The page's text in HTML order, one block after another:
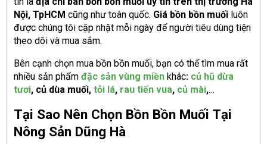
Nội, TpHCM cũng như toàn quốc. Giá bồn bồn muối luôn
được chúng tôi cập nhật mỗi ngày để người tiêu dùng tiện
theo dõi và mua sắm.
Bên cạnh chọn mua bồn bồn muối, bạn có thể tìm mua rất
nhiều sản phẩm đặc sản vùng miền khác: củ hũ dừa
tươi, củ dùa muối, tỏi lá, rau tiến vua, củ mài,…
Tại Sao Nên Chọn Bồn Bồn Muối Tại
Nông Sản Dũng Hà